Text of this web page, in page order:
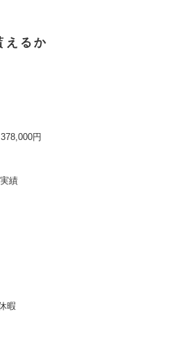
えるか
円
績
暇